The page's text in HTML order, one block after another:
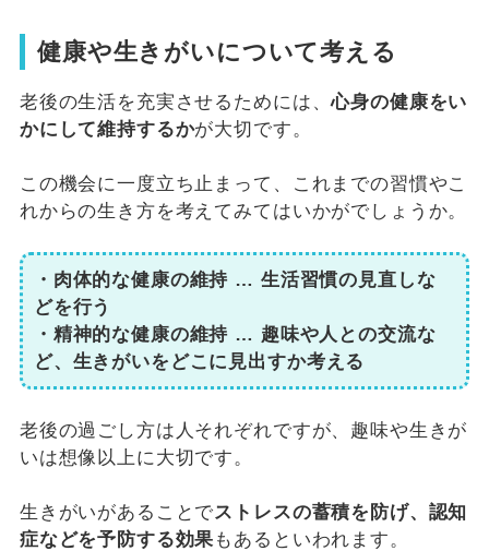
健康や生きがいについて考える
老後の生活を充実させるためには、心身の健康をい
かにして維持するかが大切です。
この機会に一度立ち止まって、これまでの習慣やこ
れからの生き方を考えてみてはいかがでしょうか。
・肉体的な健康の維持 … 生活習慣の見直しな
どを行う
・精神的な健康の維持 … 趣味や人との交流な
ど、生きがいをどこに見出すか考える
老後の過ごし方は人それぞれですが、趣味や生きが
いは想像以上に大切です。
生きがいがあることでストレスの蓄積を防げ、認知
症などを予防する効果 もあるといわれます。